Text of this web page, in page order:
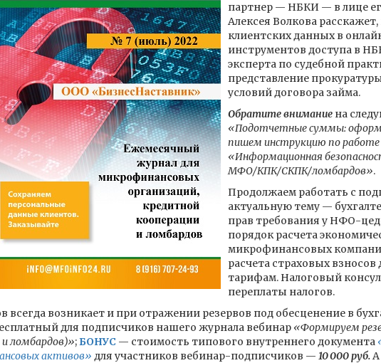
партнер — НБКИ — в лице
Алексея Волкова
клиентских данных в
инструментов доступа в
эксперта по судебной
представление
условий договора займа.
Обратите вниманиена
«Подотчетные суммы:
пишем инструкцию по
«Информационная
МФО/КПК/СКПК/ломбардов».
Продолжаем работать с
актуальную тему —
прав требования у НФО-
порядок расчета
микрофинансовых
расчета страховых
тарифам. Налоговый
переплаты налогов.
всегда возникает и при отражении резервов под обесценение в
для подписчиков нашего журнала вебинар «Формируем
ломбардов)»;БОНУС — стоимость типового внутреннего документа
активов» для участников вебинар-подписчиков — 10 000 руб.А